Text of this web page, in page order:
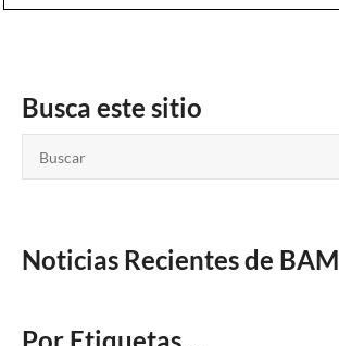
Busca este sitio
Noticias Recientes de BAM